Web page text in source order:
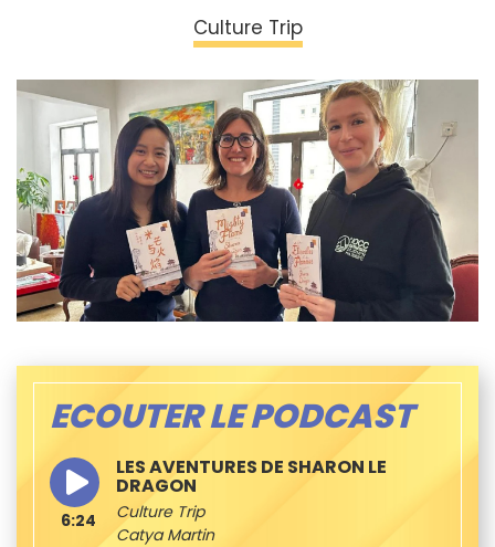
Culture Trip
ECOUTER LE PODCAST
LES AVENTURES DE SHARON LE
DRAGON
Culture Trip
Catya Martin
6:24